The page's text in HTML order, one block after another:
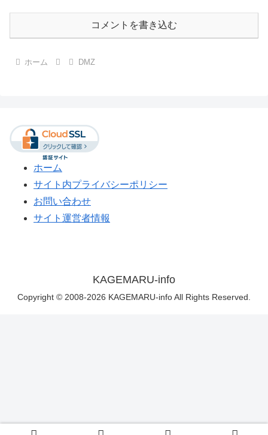
コメントを書き込む
ホーム DMZ
ホーム
サイト内プライバシーポリシー
お問い合わせ
サイト運営者情報
KAGEMARU-info
Copyright © 2008-2026 KAGEMARU-info All Rights Reserved.